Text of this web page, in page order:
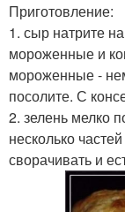
Приготовление:
1. сыр натрите
мороженные и
мороженные -
посолите. С
2. зелень мелко
несколько
сворачивать и